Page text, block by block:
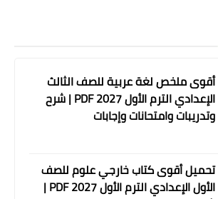
أقوى ملخص لغة عربية للصف الثالث
الإعدادي الترم الأول 2027 PDF | شرح
وتدريبات وامتحانات وإجابات
تحميل أقوى كتاب خارجي علوم للصف
الأول الإعدادي الترم الأول 2027 PDF |